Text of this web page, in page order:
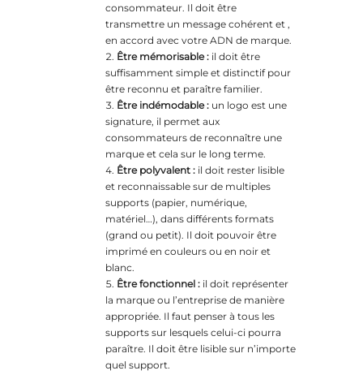
consommateur. Il doit être
transmettre un message cohérent et ,
en accord avec votre ADN de marque.
Être mémorisable : il doit être
suffisamment simple et distinctif pour
être reconnu et paraître familier.
Être indémodable : un logo est une
signature, il permet aux
consommateurs de reconnaître une
marque et cela sur le long terme.
Être polyvalent : il doit rester lisible
et reconnaissable sur de multiples
supports (papier, numérique,
matériel…), dans différents formats
(grand ou petit). Il doit pouvoir être
imprimé en couleurs ou en noir et
blanc.
Être fonctionnel : il doit représenter
la marque ou l’entreprise de manière
appropriée. Il faut penser à tous les
supports sur lesquels celui-ci pourra
paraître. Il doit être lisible sur n’importe
quel support.